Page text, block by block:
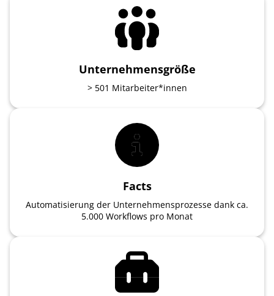
Unternehmensgröße
> 501 Mitarbeiter*innen
Facts
Automatisierung der Unternehmensprozesse dank ca.
5.000 Workflows pro Monat